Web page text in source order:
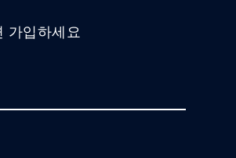
가입하세요